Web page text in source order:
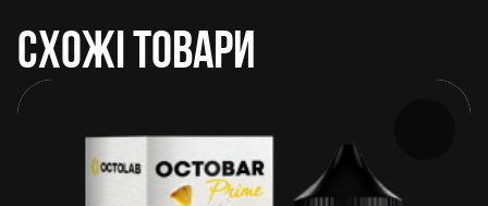
СХОЖІ ТОВАРИ